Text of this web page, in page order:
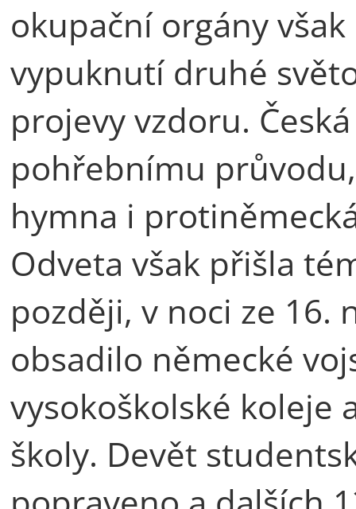
okupační orgány
vypuknutí druhé
projevy vzdoru.
pohřebnímu
hymna i
Odveta však přišla
později, v noci ze 16.
obsadilo německé
vysokoškolské koleje
školy. Devět